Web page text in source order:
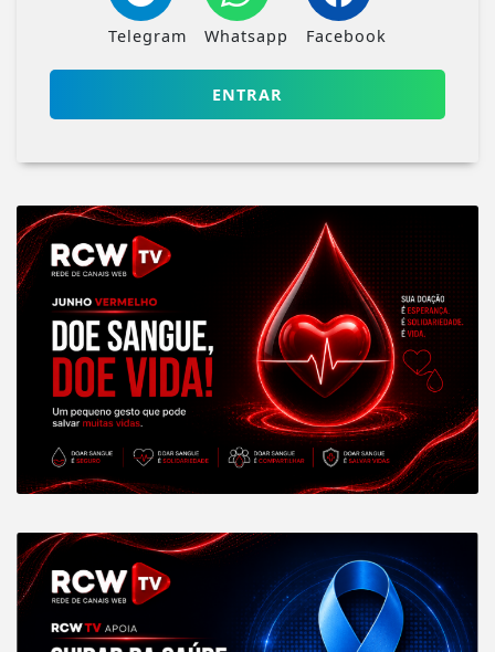
Telegram Whatsapp Facebook
ENTRAR